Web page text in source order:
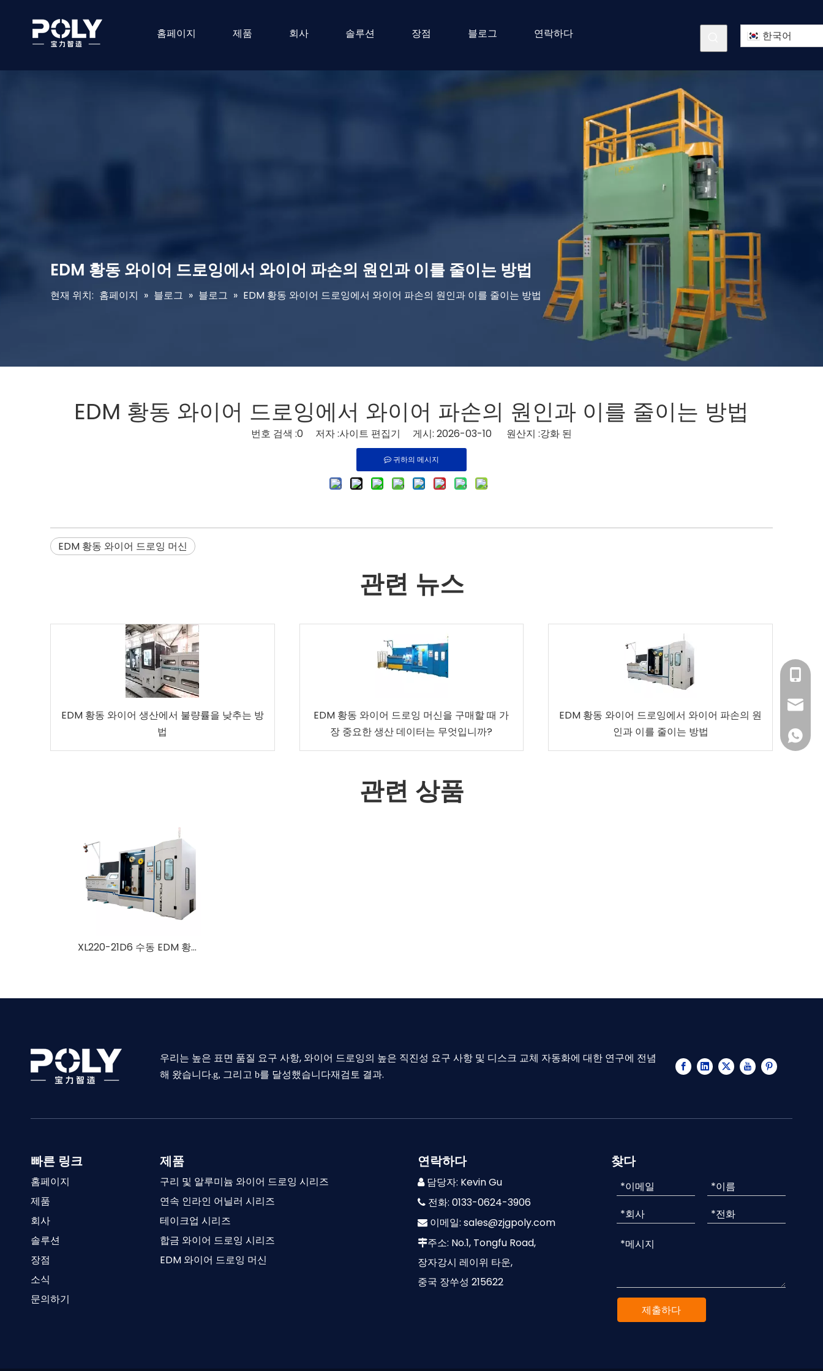
홈페이지 제품 회사 솔루션 장점 블로그 연락하다 한국어
EDM 황동 와이어 드로잉에서 와이어 파손의 원인과 이를 줄이는 방법
현재 위치: 홈페이지 » 블로그 » 블로그 » EDM 황동 와이어 드로잉에서 와이어 파손의 원인과 이를 줄이는 방법
EDM 황동 와이어 드로잉에서 와이어 파손의 원인과 이를 줄이는 방법
번호 검색 :0 저자 :사이트 편집기 게시: 2026-03-10 원산지 :강화 된
귀하의 메시지
EDM 황동 와이어 드로잉 머신
관련 뉴스
EDM 황동 와이어 생산에서 불량률을 낮추는 방
법
EDM 황동 와이어 드로잉 머신을 구매할 때 가
장 중요한 생산 데이터는 무엇입니까?
EDM 황동 와이어 드로잉에서 와이어 파손의 원
인과 이를 줄이는 방법
관련 상품
XL220-21D6 수동 EDM 황동 와이어 드로잉 머신
우리는 높은 표면 품질 요구 사항, 와이어 드로잉의 높은 직진성 요구 사항 및 디스크 교체 자동화에 대한 연구에 전념
해 왔습니다.g, 그리고 b를 달성했습니다재검토 결과.
빠른 링크
홈페이지
제품
회사
솔루션
장점
소식
문의하기
제품
구리 및 알루미늄 와이어 드로잉 시리즈
연속 인라인 어닐러 시리즈
테이크업 시리즈
합금 와이어 드로잉 시리즈
EDM 와이어 드로잉 머신
연락하다
 담당자: Kevin Gu
전화: 0133-0624-3906
 이메일: sales@zjgpoly.com
주소: No.1, Tongfu Road,
장자강시 레이위 타운,
중국 장쑤성 215622
찾다
제출하다
0133-
0060-